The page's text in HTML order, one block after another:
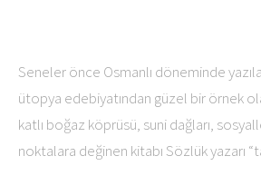
Seneler önce Osmanlı döneminde
ütopya edebiyatından güzel bir örnek
katlı boğaz köprüsü, suni dağları,
noktalara değinen kitabı Sözlük yazarı